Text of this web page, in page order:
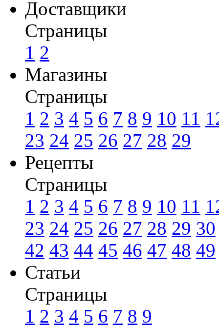
Доставщики
Страницы
1 2
Магазины
Страницы
1 2 3 4 5 6 7 8 9 10 11
23 24 25 26 27 28 29
Рецепты
Страницы
1 2 3 4 5 6 7 8 9 10 11
23 24 25 26 27 28 29 30
42 43 44 45 46 47 48 49
Статьи
Страницы
1 2 3 4 5 6 7 8 9